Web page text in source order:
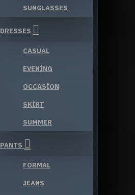
SUNGLASSES
DRESSES
CASUAL
EVENING
OCCASION
SKIRT
SUMMER
PANTS
FORMAL
JEANS